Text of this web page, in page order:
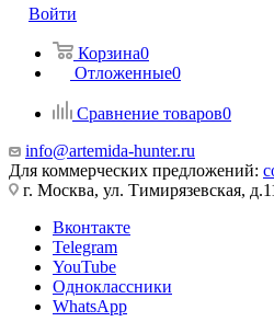
Войти
Корзина0
Отложенные0
Сравнение товаров0
info@artemida-hunter.ru
Для коммерческих предложений:
г. Москва, ул. Тимирязевская,
Вконтакте
Telegram
YouTube
Одноклассники
WhatsApp